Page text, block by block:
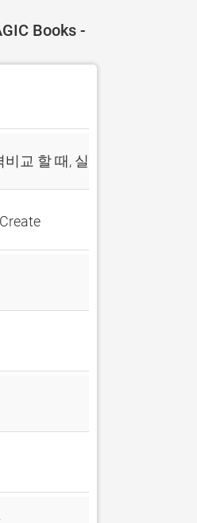
Books -
교 할 때, 실시간 비교견적 앱